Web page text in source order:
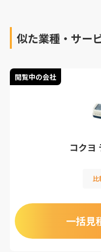
似た業種・サー
閲覧中の会社
コクヨ
比
一括見